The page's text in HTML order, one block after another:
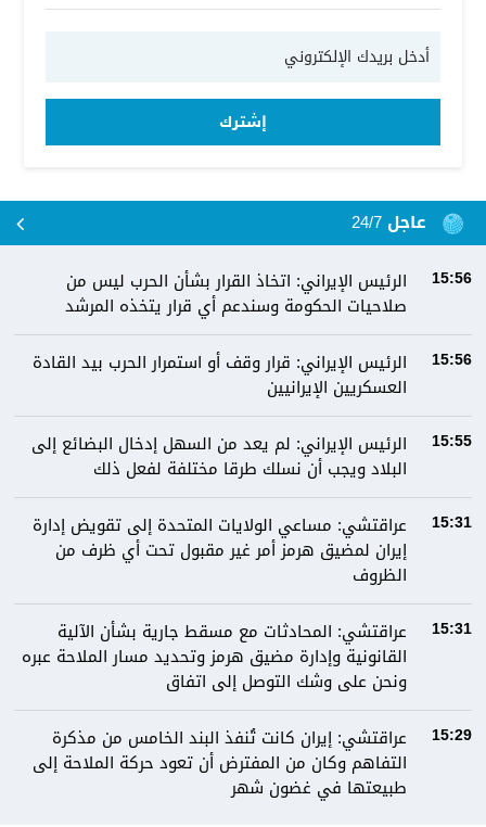
إشترك
عاجل 24/7
15:56
الرئيس الإيراني: اتخاذ القرار بشأن الحرب ليس من
صلاحيات الحكومة وسندعم أي قرار يتخذه المرشد
15:56
الرئيس الإيراني: قرار وقف أو استمرار الحرب بيد القادة
العسكريين الإيرانيين
15:55
الرئيس الإيراني: لم يعد من السهل إدخال البضائع إلى
البلاد ويجب أن نسلك طرقا مختلفة لفعل ذلك
15:31
عراقتشي: مساعي الولايات المتحدة إلى تقويض إدارة
إيران لمضيق هرمز أمر غير مقبول تحت أي ظرف من
الظروف
15:31
عراقتشي: المحادثات مع مسقط جارية بشأن الآلية
القانونية وإدارة مضيق هرمز وتحديد مسار الملاحة عبره
ونحن على وشك التوصل إلى اتفاق
15:29
عراقتشي: إيران كانت تُنفذ البند الخامس من مذكرة
التفاهم وكان من المفترض أن تعود حركة الملاحة إلى
طبيعتها في غضون شهر